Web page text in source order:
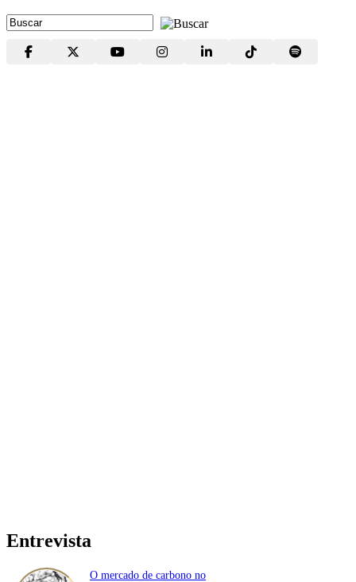
Entrevista
O mercado de carbono no